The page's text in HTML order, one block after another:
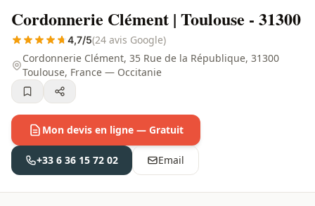
Cordonnerie Clément | Toulouse - 31300
4,7/5(24 avis Google)
Cordonnerie Clément, 35 Rue de la République, 31300
Toulouse, France — Occitanie
Mon devis en ligne — Gratuit
+33 6 36 15 72 02 Email